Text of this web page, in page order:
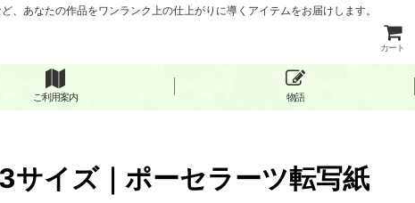
あなたの作品をワンランク上の仕上がりに導くアイテムをお届けします。
カート
ご利用案内 物語
イズ｜ポーセラーツ転写紙